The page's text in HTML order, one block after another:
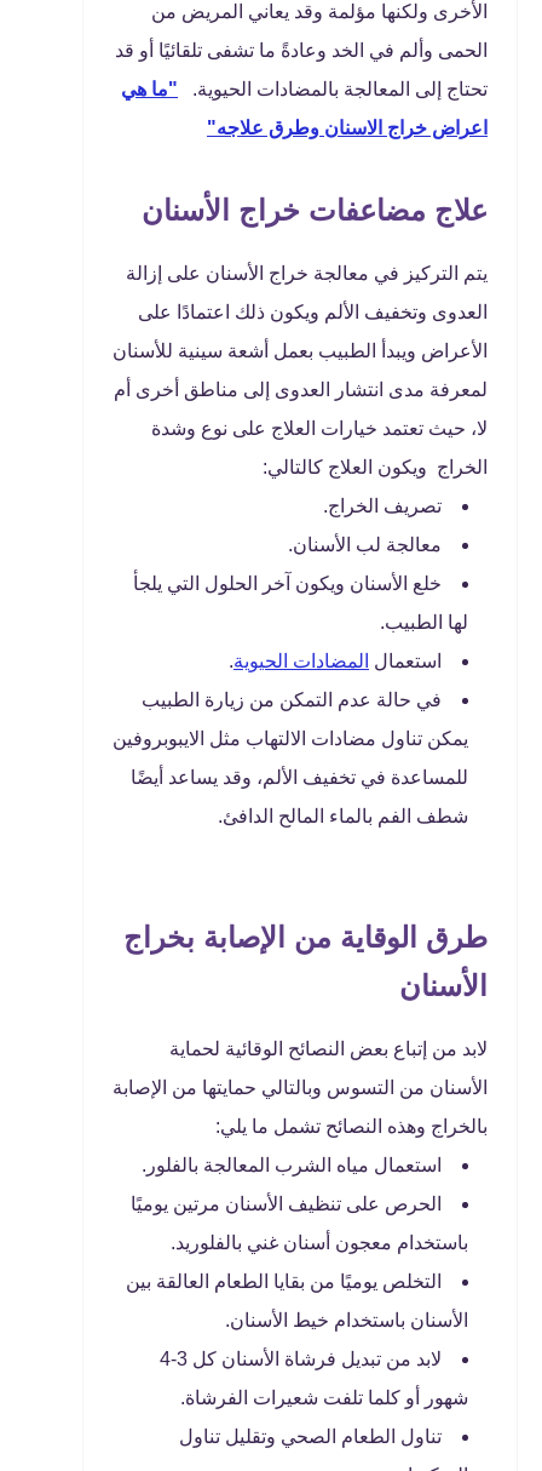
الأخرى ولكنها مؤلمة وقد يعاني المريض من
الحمى وألم في الخد وعادةً ما تشفى تلقائيًا أو قد
تحتاج إلى المعالجة بالمضادات الحيوية. "ما هي
اعراض خراج الاسنان وطرق علاجه"
علاج مضاعفات خراج الأسنان
يتم التركيز في معالجة خراج الأسنان على إزالة
العدوى وتخفيف الألم ويكون ذلك اعتمادًا على
الأعراض ويبدأ الطبيب بعمل أشعة سينية للأسنان
لمعرفة مدى انتشار العدوى إلى مناطق أخرى أم
لا، حيث تعتمد خيارات العلاج على نوع وشدة
الخراج ويكون العلاج كالتالي:
تصريف الخراج.
معالجة لب الأسنان.
خلع الأسنان ويكون آخر الحلول التي يلجأ
لها الطبيب.
استعمال المضادات الحيوية.
في حالة عدم التمكن من زيارة الطبيب
يمكن تناول مضادات الالتهاب مثل الايبوبروفين
للمساعدة في تخفيف الألم، وقد يساعد أيضًا
شطف الفم بالماء المالح الدافئ.
طرق الوقاية من الإصابة بخراج
الأسنان
لابد من إتباع بعض النصائح الوقائية لحماية
الأسنان من التسوس وبالتالي حمايتها من الإصابة
بالخراج وهذه النصائح تشمل ما يلي:
استعمال مياه الشرب المعالجة بالفلور.
الحرص على تنظيف الأسنان مرتين يوميًا
باستخدام معجون أسنان غني بالفلوريد.
التخلص يوميًا من بقايا الطعام العالقة بين
الأسنان باستخدام خيط الأسنان.
لابد من تبديل فرشاة الأسنان كل 3-4
شهور أو كلما تلفت شعيرات الفرشاة.
تناول الطعام الصحي وتقليل تناول